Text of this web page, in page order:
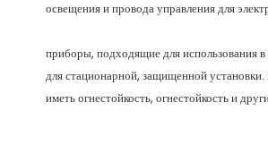
приборы, подходящие для использования в
для стационарной, защищенной